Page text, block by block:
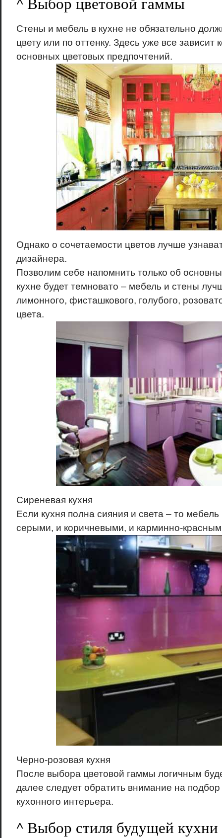
Стены и мебель в кухне не обязательно
цвету или по оттенку. Здесь уже все зависит
основных цветовых предпочтений.
Однако о сочетаемости цветов лучше
дизайнера.
Позволим себе напомнить только об
кухне будет темновато – мебель и стены
лимонного, фисташкового, голубого,
цвета.
Сиреневая кухня
Если кухня полна сияния и света – то
серыми, и коричневыми, и карминно-
Черно-розовая кухня
После выбора цветовой гаммы логичным
далее следует обратить внимание на
кухонного интерьера.
^ Выбор стиля будущей кухни